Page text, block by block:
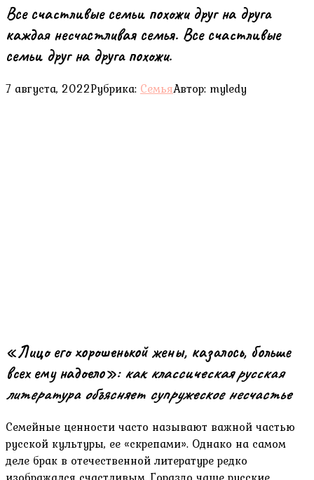
Все счастливые семьи похожи друг на друга
каждая несчастливая семья. Все счастливые
семьи друг на друга похожи.
7 августа, 2022Рубрика: СемьяАвтор: myledy
«Лицо его хорошенькой жены, казалось, больше
всех ему надоело»: как классическая русская
литература объясняет супружеское несчастье
Семейные ценности часто называют важной частью
русской культуры, ее «скрепами». Однако на самом
деле брак в отечественной литературе редко